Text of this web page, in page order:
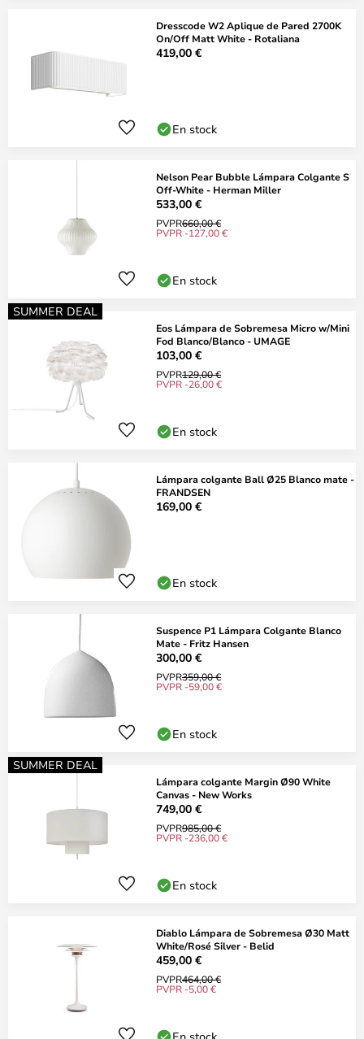
Dresscode W2 Aplique de Pared 2700K
On/Off Matt White - Rotaliana
419,00 €
En stock
Nelson Pear Bubble Lámpara Colgante S
Off-White - Herman Miller
533,00 €
PVPR660,00 €
PVPR -127,00 €
En stock
SUMMER DEAL
Eos Lámpara de Sobremesa Micro w/Mini
Fod Blanco/Blanco - UMAGE
103,00 €
PVPR129,00 €
PVPR -26,00 €
En stock
Lámpara colgante Ball Ø25 Blanco mate -
FRANDSEN
169,00 €
En stock
Suspence P1 Lámpara Colgante Blanco
Mate - Fritz Hansen
300,00 €
PVPR359,00 €
PVPR -59,00 €
En stock
SUMMER DEAL
Lámpara colgante Margin Ø90 White
Canvas - New Works
749,00 €
PVPR985,00 €
PVPR -236,00 €
En stock
Diablo Lámpara de Sobremesa Ø30 Matt
White/Rosé Silver - Belid
459,00 €
PVPR464,00 €
PVPR -5,00 €